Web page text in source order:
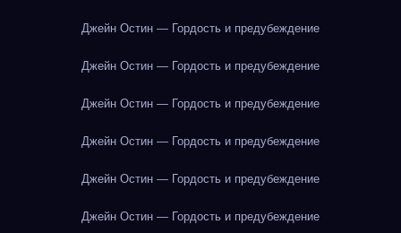
Джейн Остин — Гордость и предубеждение
Джейн Остин — Гордость и предубеждение
Джейн Остин — Гордость и предубеждение
Джейн Остин — Гордость и предубеждение
Джейн Остин — Гордость и предубеждение
Джейн Остин — Гордость и предубеждение